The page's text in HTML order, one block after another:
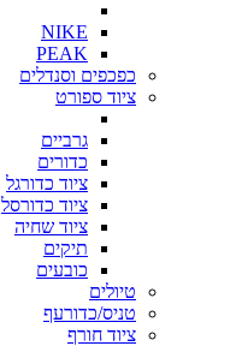
NIKE
PEAK
כפכפים וסנדלים
ציוד ספורט
גרביים
כדורים
ציוד כדורגל
ציוד כדורסל
ציוד שחיה
תיקים
כובעים
טיולים
טניס/כדורעף
ציוד חורף